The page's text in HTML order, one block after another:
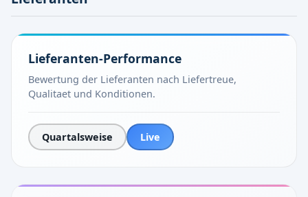
Lieferanten-Performance
Bewertung der Lieferanten nach Liefertreue,
Qualitaet und Konditionen.
Quartalsweise Live